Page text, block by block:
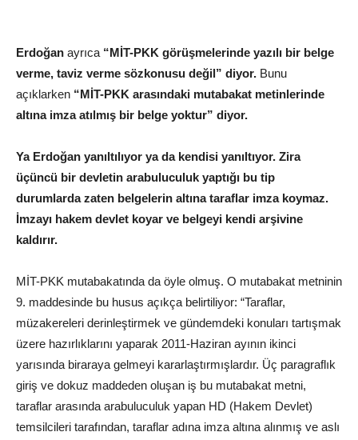
Erdoğan ayrıca “MİT-PKK görüşmelerinde yazılı bir belge
verme, taviz verme sözkonusu değil” diyor. Bunu
açıklarken “MİT-PKK arasındaki mutabakat metinlerinde
altına imza atılmış bir belge yoktur” diyor.
Ya Erdoğan yanıltılıyor ya da kendisi yanıltıyor. Zira
üçüncü bir devletin arabuluculuk yaptığı bu tip
durumlarda zaten belgelerin altına taraflar imza koymaz.
İmzayı hakem devlet koyar ve belgeyi kendi arşivine
kaldırır.
MİT-PKK mutabakatında da öyle olmuş. O mutabakat metninin
9. maddesinde bu husus açıkça belirtiliyor: “Taraflar,
müzakereleri derinleştirmek ve gündemdeki konuları tartışmak
üzere hazırlıklarını yaparak 2011-Haziran ayının ikinci
yarısında biraraya gelmeyi kararlaştırmışlardır. Üç paragraflık
giriş ve dokuz maddeden oluşan iş bu mutabakat metni,
taraflar arasında arabuluculuk yapan HD (Hakem Devlet)
temsilcileri tarafından, taraflar adına imza altına alınmış ve aslı